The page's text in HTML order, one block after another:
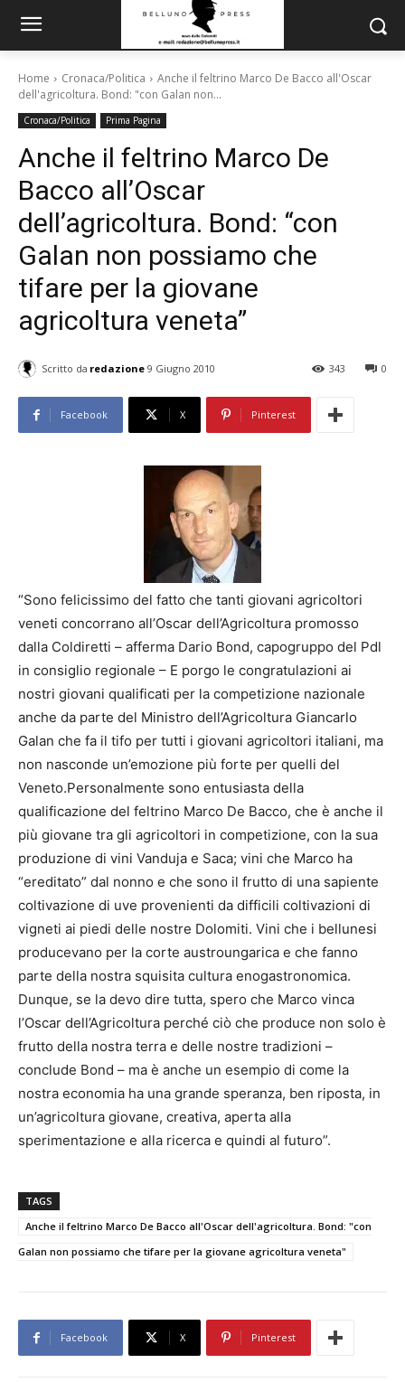
Home Cronaca/Politica
Anche il feltrino Marco De Bacco all'Oscar
dell'agricoltura. Bond: "con Galan non...
Cronaca/Politica Prima Pagina
Anche il feltrino Marco De
Bacco all’Oscar
dell’agricoltura. Bond: “con
Galan non possiamo che
tifare per la giovane
agricoltura veneta”
Scritto da redazione 9 Giugno 2010 0
343
Facebook X Pinterest
“Sono felicissimo del fatto che tanti giovani agricoltori
veneti concorrano all’Oscar dell’Agricoltura promosso
dalla Coldiretti – afferma Dario Bond, capogruppo del Pdl
in consiglio regionale – E porgo le congratulazioni ai
nostri giovani qualificati per la competizione nazionale
anche da parte del Ministro dell’Agricoltura Giancarlo
Galan che fa il tifo per tutti i giovani agricoltori italiani, ma
non nasconde un’emozione più forte per quelli del
Veneto.Personalmente sono entusiasta della
qualificazione del feltrino Marco De Bacco, che è anche il
più giovane tra gli agricoltori in competizione, con la sua
produzione di vini Vanduja e Saca; vini che Marco ha
“ereditato” dal nonno e che sono il frutto di una sapiente
coltivazione di uve provenienti da difficili coltivazioni di
vigneti ai piedi delle nostre Dolomiti. Vini che i bellunesi
producevano per la corte austroungarica e che fanno
parte della nostra squisita cultura enogastronomica.
Dunque, se la devo dire tutta, spero che Marco vinca
l’Oscar dell’Agricoltura perché ciò che produce non solo è
frutto della nostra terra e delle nostre tradizioni –
conclude Bond – ma è anche un esempio di come la
nostra economia ha una grande speranza, ben riposta, in
un’agricoltura giovane, creativa, aperta alla
sperimentazione e alla ricerca e quindi al futuro”.
TAGS
Anche il feltrino Marco De Bacco all'Oscar dell'agricoltura. Bond: "con
Galan non possiamo che tifare per la giovane agricoltura veneta"
Facebook X Pinterest